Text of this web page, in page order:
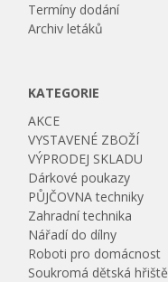
Termíny dodání
Archiv letáků
KATEGORIE
AKCE
VYSTAVENÉ ZBOŽÍ
VÝPRODEJ SKLADU
Dárkové poukazy
PŮJČOVNA techniky
Zahradní technika
Nářadí do dílny
Roboti pro domácnost
Soukromá dětská hřiště